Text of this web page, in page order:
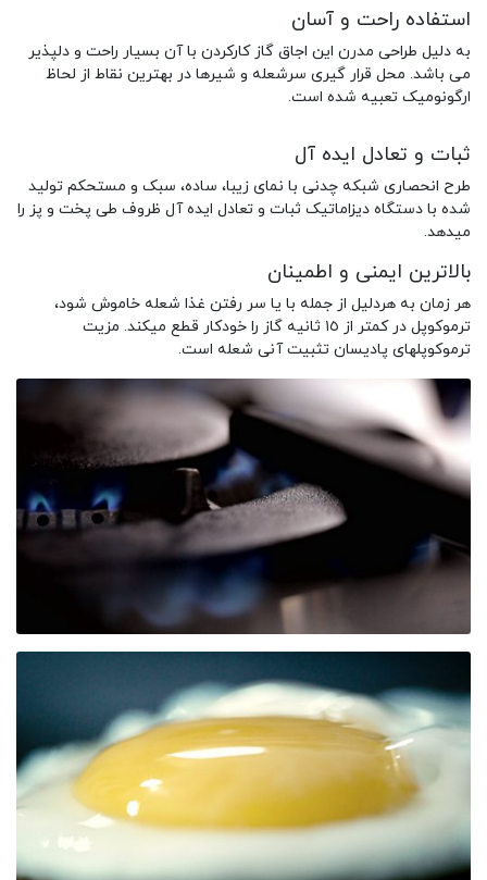
استفاده راحت و آسان
به دلیل طراحی مدرن این اجاق گاز کارکردن با آن بسیار راحت و دلپذیر
می باشد. محل قرار گیری سرشعله و شیرها در بهترین نقاط از لحاظ
ارگونومیک تعبیه شده است.
ثبات و تعادل ایده آل
طرح انحصاری شبکه چدنی با نمای زیبا، ساده، سبک و مستحکم تولید
شده با دستگاه دیزاماتیک ثبات و تعادل ایده آل ظروف طی پخت و پز را
میدهد.
بالاترین ایمنی و اطمینان
هر زمان به هردلیل از جمله با یا سر رفتن غذا شعله خاموش شود،
ترموکوپل در کمتر از ١٥ ثانیه گاز را خودکار قطع میکند. مزیت
ترموکوپلهای پادیسان تثبیت آنی شعله است.